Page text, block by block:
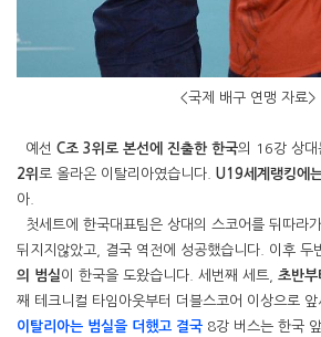
<국제 배구 연맹 자료>
예선 C조 3위로 본선에 진출한 한국의 16강 상대
2위 로 올라온 이탈리아였습니다. U19세계랭킹에
아.
첫세트에 한국대표팀은 상대의 스코어를 뒤따라
뒤지지않았고, 결국 역전에 성공했습니다. 이후 두
의 범실이 한국을 도왔습니다. 세번째 세트, 초반부
째 테크니컬 타임아웃부터 더블스코어 이상으로 앞
이탈리아는 범실을 더했고 결국 8강 버스는 한국